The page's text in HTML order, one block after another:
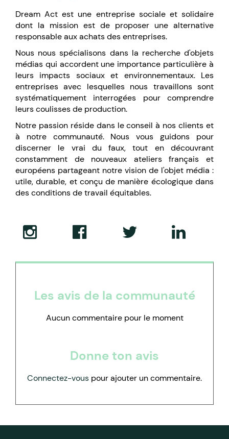
Dream Act est une entreprise sociale et solidaire
dont la mission est de proposer une alternative
responsable aux achats des entreprises.
Nous nous spécialisons dans la recherche d'objets
médias qui accordent une importance particulière à
leurs impacts sociaux et environnementaux. Les
entreprises avec lesquelles nous travaillons sont
systématiquement interrogées pour comprendre
leurs coulisses de production.
Notre passion réside dans le conseil à nos clients et
à notre communauté. Nous vous guidons pour
discerner le vrai du faux, tout en découvrant
constamment de nouveaux ateliers français et
européens partageant notre vision de l'objet média :
utile, durable, et conçu de manière écologique dans
des conditions de travail équitables.
Les avis de la communauté
Aucun commentaire pour le moment
Donne ton avis
Connectez-vous pour ajouter un commentaire.